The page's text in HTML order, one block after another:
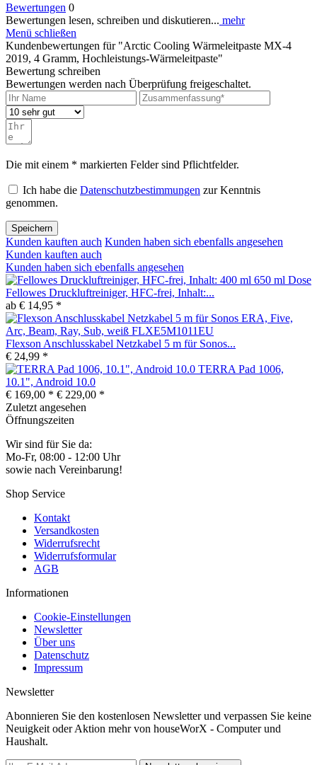
Bewertungen 0
Bewertungen lesen, schreiben und diskutieren... mehr
Menü schließen
Kundenbewertungen für "Arctic Cooling Wärmeleitpaste MX-4
2019, 4 Gramm, Hochleistungs-Wärmeleitpaste"
Bewertung schreiben
Bewertungen werden nach Überprüfung freigeschaltet.
Die mit einem * markierten Felder sind Pflichtfelder.
Ich habe die Datenschutzbestimmungen zur Kenntnis
genommen.
Speichern
Kunden kauften auch Kunden haben sich ebenfalls angesehen
Kunden kauften auch
Kunden haben sich ebenfalls angesehen
Fellowes Druckluftreiniger, HFC-frei, Inhalt:...
ab € 14,95 *
Flexson Anschlusskabel Netzkabel 5 m für Sonos...
€ 24,99 *
TERRA Pad 1006,
10.1", Android 10.0
€ 169,00 * € 229,00 *
Zuletzt angesehen
Öffnungszeiten
Wir sind für Sie da:
Mo-Fr, 08:00 - 12:00 Uhr
sowie nach Vereinbarung!
Shop Service
Kontakt
Versandkosten
Widerrufsrecht
Widerrufsformular
AGB
Informationen
Cookie-Einstellungen
Newsletter
Über uns
Datenschutz
Impressum
Newsletter
Abonnieren Sie den kostenlosen Newsletter und verpassen Sie keine
Neuigkeit oder Aktion mehr von houseWorX - Computer und
Haushalt.